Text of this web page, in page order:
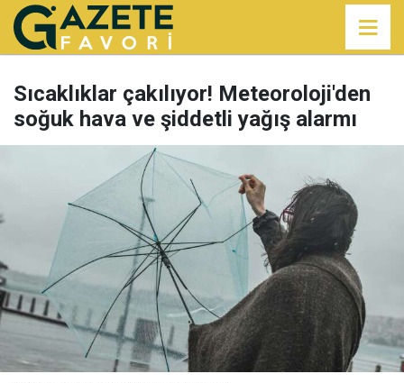
Sıcaklıklar çakılıyor! Meteoroloji'den
soğuk hava ve şiddetli yağış alarmı